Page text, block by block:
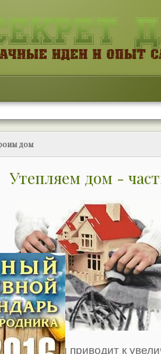
дом
Утепляем дом -
способами приводит к